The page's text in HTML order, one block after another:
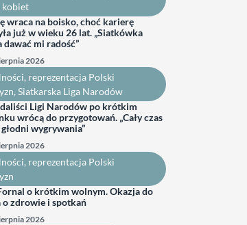
kobiet
wraca na boisko, choć karierę
już w wieku 26 lat. „Siatkówka
dawać mi radość”
2026
, reprezentacja Polski
, Siatkarska Liga Narodów
Ligi Narodów po krótkim
wrócą do przygotowań. „Cały czas
wygrywania”
2026
, reprezentacja Polski
o krótkim wolnym. Okazja do
o zdrowie i spotkań
2026